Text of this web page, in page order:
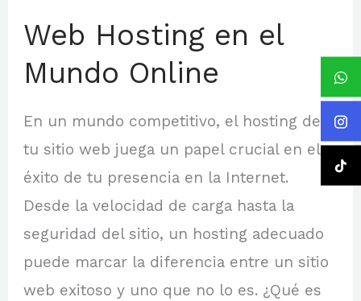
Web Hosting en el
Mundo Online
En un mundo competitivo, el hosting de
tu sitio web juega un papel crucial en el
éxito de tu presencia en la Internet.
Desde la velocidad de carga hasta la
seguridad del sitio, un hosting adecuado
puede marcar la diferencia entre un sitio
web exitoso y uno que no lo es. ¿Qué es